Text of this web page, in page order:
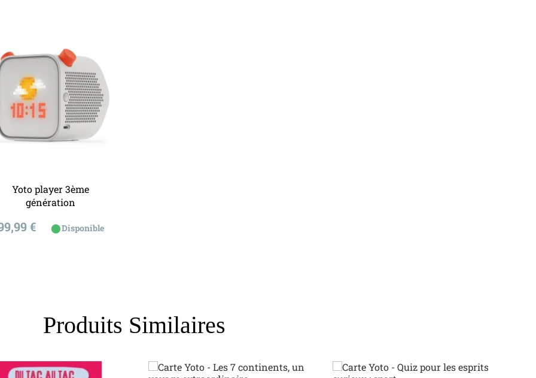
Yoto player 3ème
génération
€ ⬤Disponible
Ajouter au panier
Produits Similaires